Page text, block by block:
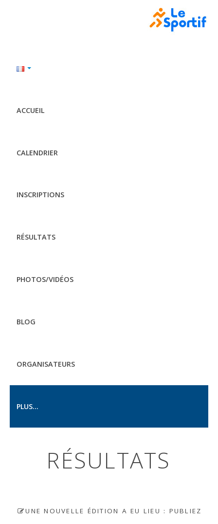
ACCUEIL
CALENDRIER
INSCRIPTIONS
RÉSULTATS
PHOTOS/VIDÉOS
BLOG
ORGANISATEURS
PLUS...
RÉSULTATS
UNE NOUVELLE ÉDITION A EU LIEU : PUBLIEZ